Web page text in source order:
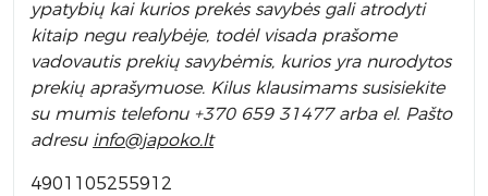
ypatybių kai kurios prekės savybės gali atrodyti
kitaip negu realybėje, todėl visada prašome
vadovautis prekių savybėmis, kurios yra nurodytos
prekių aprašymuose. Kilus klausimams susisiekite
su mumis telefonu +370 659 31477 arba el. Pašto
adresu info@japoko.lt
4901105255912